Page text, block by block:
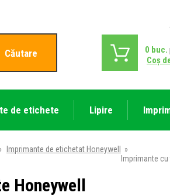
Căutare 0 buc.
Coş
de etichete Lipire
Imprimante de etichetat Honeywell
»
Imprimante
Honeywell